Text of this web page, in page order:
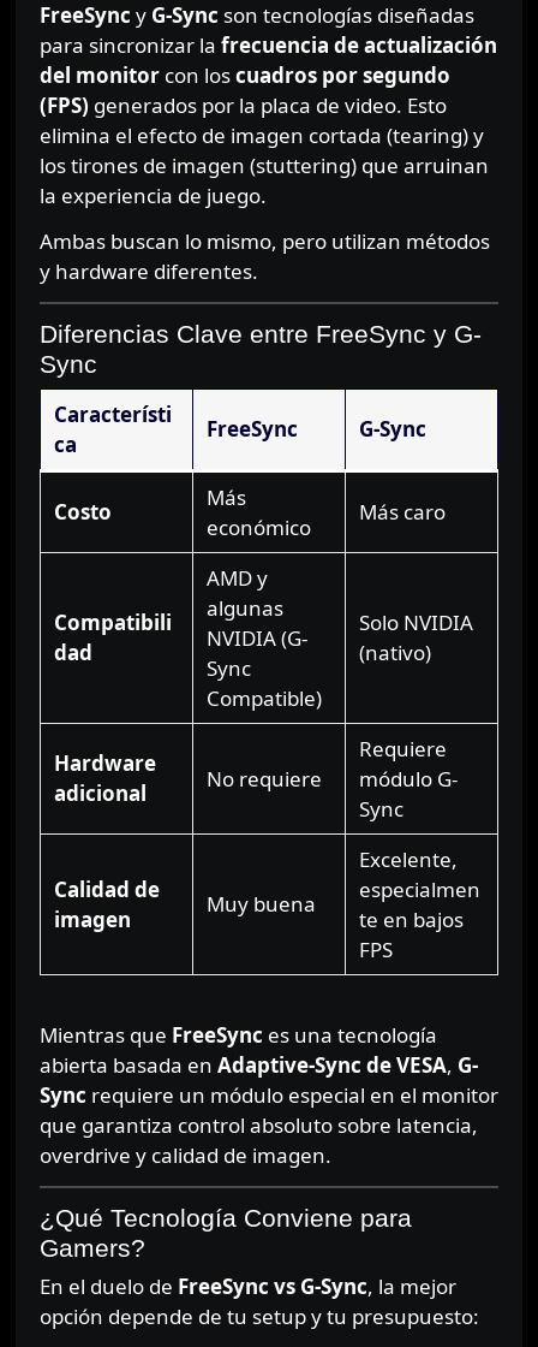
FreeSync y G-Sync son tecnologías diseñadas
para sincronizar la frecuencia de actualización
del monitorcon loscuadros por segundo
(FPS) generados por la placa de video. Esto
elimina el efecto de imagen cortada (tearing) y
los tirones de imagen (stuttering) que arruinan
la experiencia de juego.
Ambas buscan lo mismo, pero utilizan métodos
y hardware diferentes.
Diferencias Clave entre FreeSync y G-
Sync
Característi
ca
FreeSync G-Sync
Costo
Más
económico
Más caro
Compatibili
dad
AMD y
algunas
NVIDIA (G-
Sync
Compatible)
Solo NVIDIA
(nativo)
Hardware
adicional
No requiere
Requiere
módulo G-
Sync
Calidad de
imagen
Muy buena
Excelente,
especialmen
te en bajos
FPS
Mientras que FreeSync es una tecnología
abierta basada en Adaptive-Sync de VESA, G-
Sync requiere un módulo especial en el monitor
que garantiza control absoluto sobre latencia,
overdrive y calidad de imagen.
¿Qué Tecnología Conviene para
Gamers?
En el duelo de FreeSync vs G-Sync, la mejor
opción depende de tu setup y tu presupuesto: